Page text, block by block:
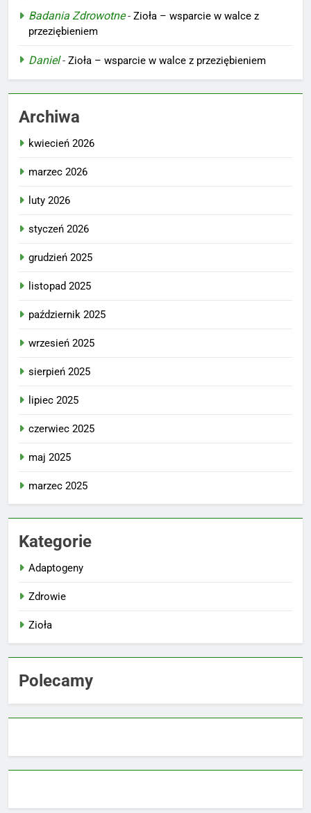
Badania Zdrowotne- Zioła – wsparcie w walce z
przeziębieniem
Daniel- Zioła – wsparcie w walce z przeziębieniem
Archiwa
kwiecień 2026
marzec 2026
luty 2026
styczeń 2026
grudzień 2025
listopad 2025
październik 2025
wrzesień 2025
sierpień 2025
lipiec 2025
czerwiec 2025
maj 2025
marzec 2025
Kategorie
Adaptogeny
Zdrowie
Zioła
Polecamy